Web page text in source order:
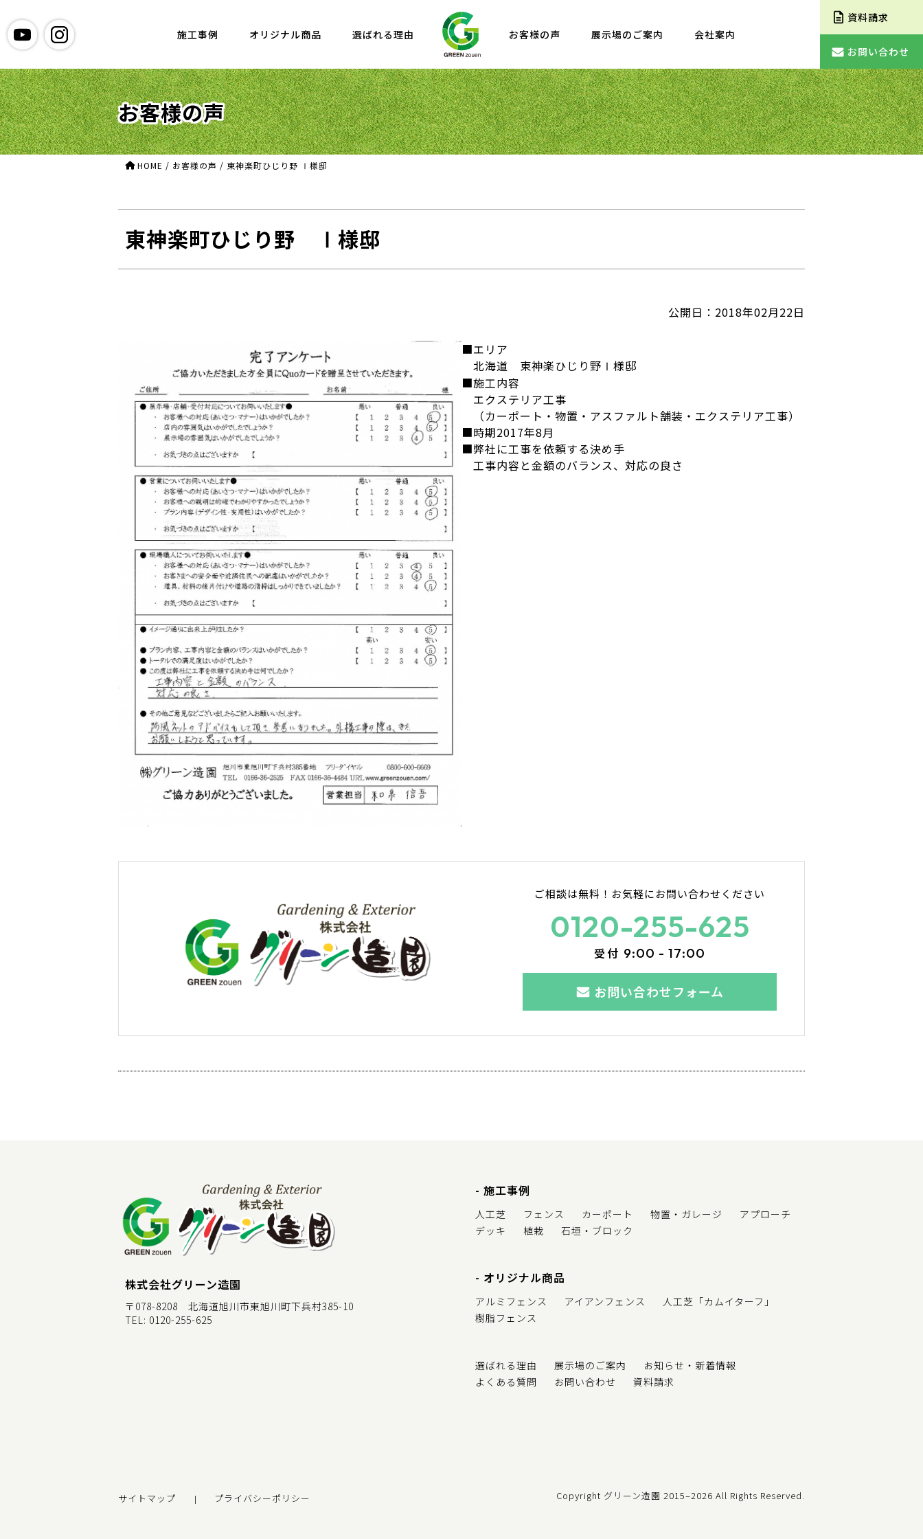
施工事例 オリジナル商品 選ばれる理由 お客様の声 展示場のご案内 会社案内
資料請求
お問い合わせ
お客様の声
HOME / お客様の声 / 東神楽町ひじり野 Ⅰ様邸
東神楽町ひじり野 Ⅰ様邸
公開日：2018年02月22日
■エリア
北海道 東神楽ひじり野Ⅰ様邸
■施工内容
エクステリア工事
（カーポート・物置・アスファルト舗装・エクステリア工事）
■時期2017年8月
■弊社に工事を依頼する決め手
工事内容と金額のバランス、対応の良さ
ご相談は無料！ お気軽にお問い合わせください
0120-255-625
受付 9:00 - 17:00
お問い合わせフォーム
株式会社グリーン造園
〒078-8208 北海道旭川市東旭川町下兵村385-10
TEL: 0120-255-625
施工事例
人工芝 フェンス カーポート 物置・ガレージ
アプローチ
デッキ
植栽 石垣・ブロック
オリジナル商品
アルミフェンス アイアンフェンス
人工芝「カムイターフ」
樹脂フェンス
選ばれる理由 展示場のご案内
お知らせ・新着情報
よくある質問
お問い合わせ 資料請求
サイトマップ プライバシーポリシー Copyright グリーン造園 2015–2026 All Rights Reserved.